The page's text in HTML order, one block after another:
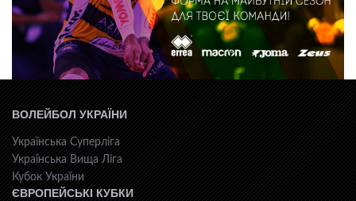
ВОЛЕЙБОЛ УКРАЇНИ
Українська Суперліга
Українська Вища Ліга
Кубок України
ЄВРОПЕЙСЬКІ КУБКИ